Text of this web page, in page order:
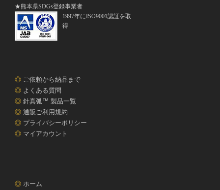
★熊本県SDGs登録事業者
1997年にISO9001認証を取
得
◎ ご依頼から納品まで
◎ よくある質問
◎ 針真弧™ 製品一覧
◎ 通販ご利用規約
◎ プライバシーポリシー
◎ マイアカウント
◎ ホーム